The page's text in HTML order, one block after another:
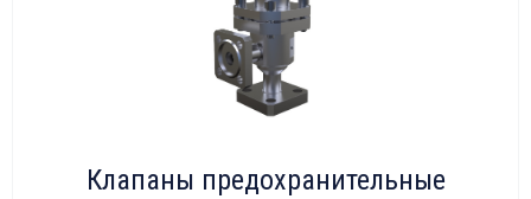
Клапаны предохранительные